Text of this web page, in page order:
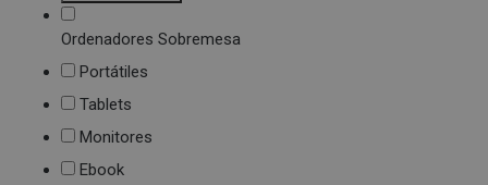
Ordenadores Sobremesa
Portátiles
Tablets
Monitores
Ebook